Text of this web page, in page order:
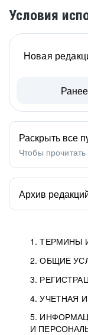
Условия
1. ТЕРМИНЫ
2. ОБЩИЕ
3.
4. УЧЕТНАЯ
5.
И
Новая
Раскрыть все
Чтобы прочитать
Архив